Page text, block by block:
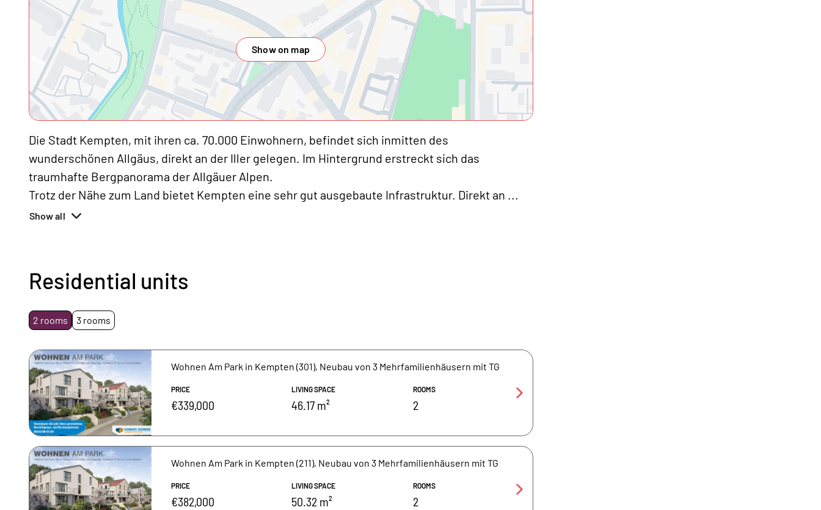
Show on map
Die Stadt Kempten, mit ihren ca. 70.000 Einwohnern, befindet sich inmitten des
wunderschönen Allgäus, direkt an der Iller gelegen. Im Hintergrund erstreckt sich das
traumhafte Bergpanorama der Allgäuer Alpen.
Trotz der Nähe zum Land bietet Kempten eine sehr gut ausgebaute Infrastruktur. Direkt an ...
Show all
Residential units
2 rooms 3 rooms
Wohnen Am Park in Kempten (301), Neubau von 3 Mehrfamilienhäusern mit TG
PRICE
€339,000
LIVING SPACE
46.17 m²
ROOMS
2
Wohnen Am Park in Kempten (211), Neubau von 3 Mehrfamilienhäusern mit TG
PRICE
€382,000
LIVING SPACE
50.32 m²
ROOMS
2